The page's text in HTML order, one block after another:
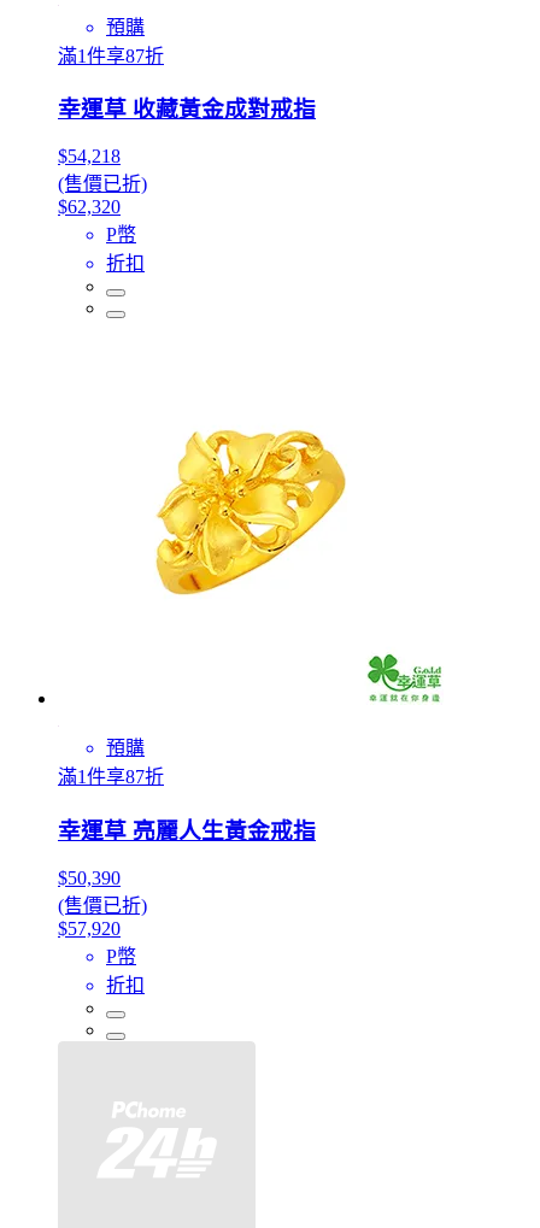
預購
滿1件享87折
幸運草 收藏黃金成對戒指
$54,218
(售價已折)
$62,320
P幣
折扣
預購
滿1件享87折
幸運草 亮麗人生黃金戒指
$50,390
(售價已折)
$57,920
P幣
折扣